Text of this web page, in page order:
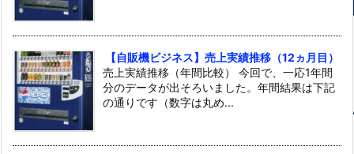
【自販機ビジネス】売上実績推移（12ヵ月目）
売上実績推移（年間比較） 今回で、一応1年間
分のデータが出そろいました。年間結果は下記
の通りです（数字は丸め...